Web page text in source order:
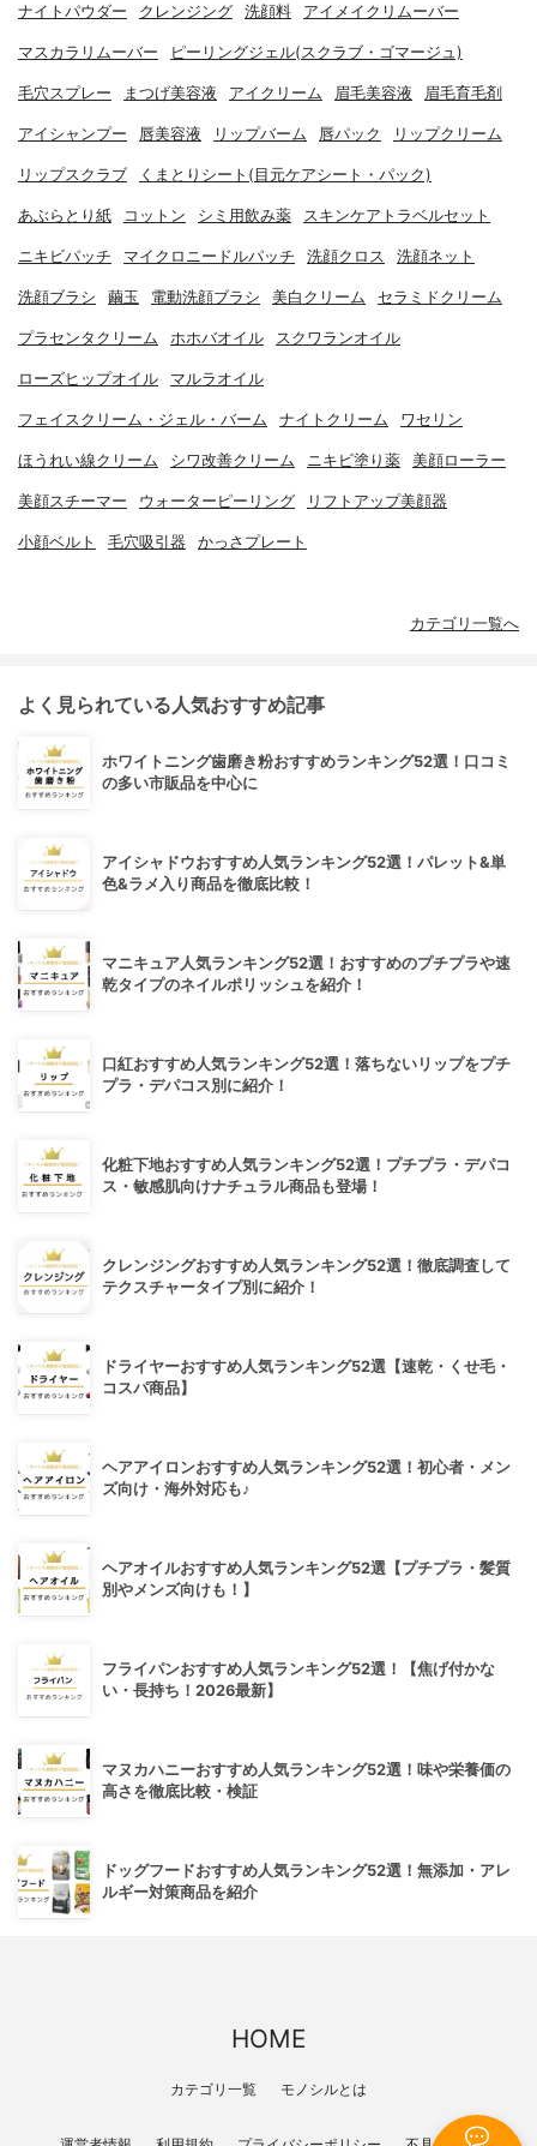
ナイトパウダー クレンジング 洗顔料 アイメイクリムーバー
マスカラリムーバー ピーリングジェル(スクラブ・ゴマージュ)
毛穴スプレー まつげ美容液 アイクリーム 眉毛美容液 眉毛育毛剤
アイシャンプー 唇美容液 リップバーム 唇パック リップクリーム
リップスクラブ くまとりシート(目元ケアシート・パック)
あぶらとり紙 コットン シミ用飲み薬 スキンケアトラベルセット
ニキビパッチ マイクロニードルパッチ 洗顔クロス 洗顔ネット
洗顔ブラシ 繭玉 電動洗顔ブラシ 美白クリーム セラミドクリーム
プラセンタクリーム ホホバオイル スクワランオイル
ローズヒップオイル マルラオイル
フェイスクリーム・ジェル・バーム ナイトクリーム ワセリン
ほうれい線クリーム シワ改善クリーム ニキビ塗り薬 美顔ローラー
美顔スチーマー ウォーターピーリング リフトアップ美顔器
小顔ベルト 毛穴吸引器 かっさプレート
カテゴリ一覧へ
よく見られている人気おすすめ記事
ホワイトニング歯磨き粉おすすめランキング52選！口コミ
の多い市販品を中心に
アイシャドウおすすめ人気ランキング52選！パレット&単
色&ラメ入り商品を徹底比較！
マニキュア人気ランキング52選！おすすめのプチプラや速
乾タイプのネイルポリッシュを紹介！
口紅おすすめ人気ランキング52選！落ちないリップをプチ
プラ・デパコス別に紹介！
化粧下地おすすめ人気ランキング52選！プチプラ・デパコ
ス・敏感肌向けナチュラル商品も登場！
クレンジングおすすめ人気ランキング52選！徹底調査して
テクスチャータイプ別に紹介！
ドライヤーおすすめ人気ランキング52選【速乾・くせ毛・
コスパ商品】
ヘアアイロンおすすめ人気ランキング52選！初心者・メン
ズ向け・海外対応も♪
ヘアオイルおすすめ人気ランキング52選【プチプラ・髪質
別やメンズ向けも！】
フライパンおすすめ人気ランキング52選！【焦げ付かな
い・長持ち！2026最新】
マヌカハニーおすすめ人気ランキング52選！味や栄養価の
高さを徹底比較・検証
ドッグフードおすすめ人気ランキング52選！無添加・アレ
ルギー対策商品を紹介
HOME
カテゴリ一覧 モノシルとは